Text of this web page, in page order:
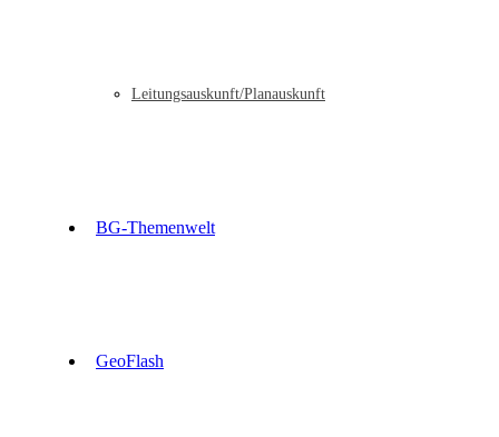
Leitungsauskunft/Planauskunft
BG-Themenwelt
GeoFlash